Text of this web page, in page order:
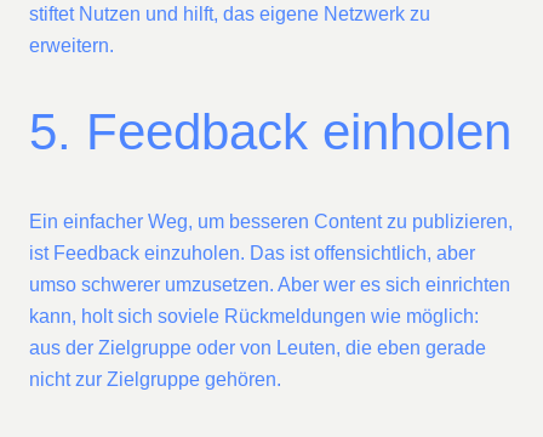
stiftet Nutzen und hilft, das eigene Netzwerk zu
erweitern.
5. Feedback einholen
Ein einfacher Weg, um besseren Content zu publizieren,
ist Feedback einzuholen. Das ist offensichtlich, aber
umso schwerer umzusetzen. Aber wer es sich einrichten
kann, holt sich soviele Rückmeldungen wie möglich:
aus der Zielgruppe oder von Leuten, die eben gerade
nicht zur Zielgruppe gehören.